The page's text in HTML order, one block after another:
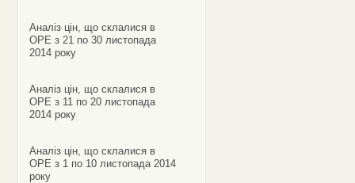
Аналіз цін, що склалися в
ОРЕ з 21 по 30 листопада
2014 року
Аналіз цін, що склалися в
ОРЕ з 11 по 20 листопада
2014 року
Аналіз цін, що склалися в
ОРЕ з 1 по 10 листопада 2014
року